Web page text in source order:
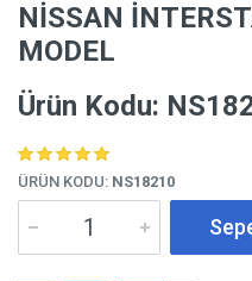
NİSSAN
MODEL
Ürün Kodu:
ÜRÜN KODU: NS18210